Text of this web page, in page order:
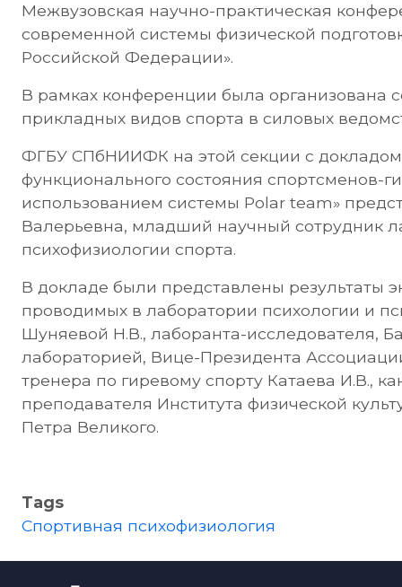
Межвузовская научно-практическая
современной системы физической
Российской Федерации».
В рамках конференции была организована
прикладных видов спорта в силовых
ФГБУ СПбНИИФК на этой секции с докладом
функционального состояния спортсменов-
использованием системы Polar team»
Валерьевна, младший научный сотрудник
психофизиологии спорта.
В докладе были представлены результаты
проводимых в лаборатории психологии и
Шуняевой Н.В., лаборанта-исследователя,
лабораторией, Вице-Президента
тренера по гиревому спорту Катаева И.В.,
преподавателя Института физической
Петра Великого.
Tags
Спортивная психофизиология